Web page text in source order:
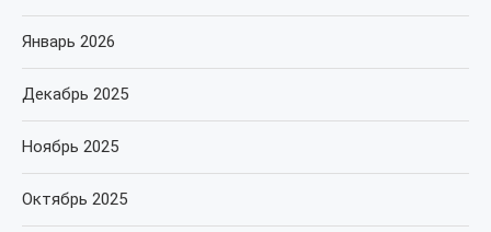
Январь 2026
Декабрь 2025
Ноябрь 2025
Октябрь 2025